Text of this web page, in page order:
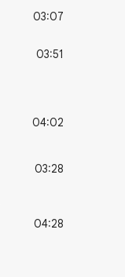
03:07
03:51
04:02
03:28
04:28